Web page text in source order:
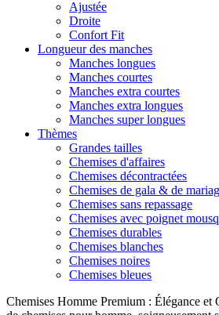
Ajustée
Droite
Confort Fit
Longueur des manches
Manches longues
Manches courtes
Manches extra courtes
Manches extra longues
Manches super longues
Thèmes
Grandes tailles
Chemises d'affaires
Chemises décontractées
Chemises de gala & de
Chemises sans repassage
Chemises avec poignet
Chemises durables
Chemises blanches
Chemises noires
Chemises bleues
Chemises Homme Premium : Élégance